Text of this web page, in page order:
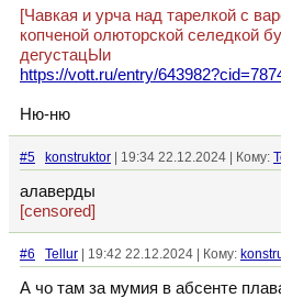
[Чавкая и урча над тарелкой с
копченой олюторской селедкой
дегустацЫи
https://vott.ru/entry/
Ню-ню
#5 konstruktor | 19:34 22.12.2024 | Кому:
алаверды
[censored]
#6 Tellur | 19:42 22.12.2024 | Кому:
А чо там за мумия в абсенте